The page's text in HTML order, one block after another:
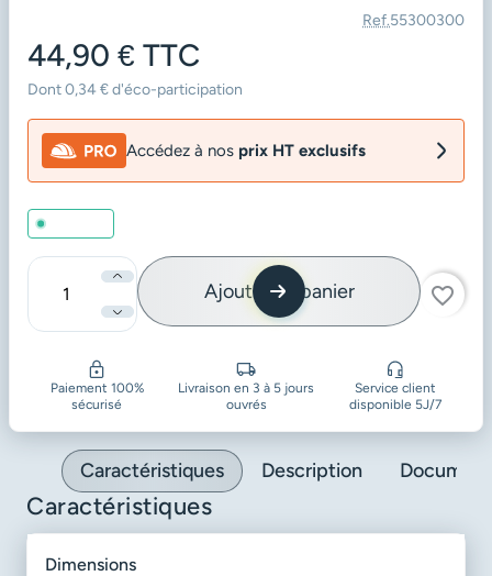
Ref.55300300
44,90 € TTC
Dont 0,34 € d'éco-participation
Accédez à nos prix HT exclusifs
Quantité
Ajouter au panier favorite_border
Paiement 100%
sécurisé
Livraison en 3 à 5 jours
ouvrés
Service client
disponible 5J/7
Caractéristiques Description
Caractéristiques
dimensions